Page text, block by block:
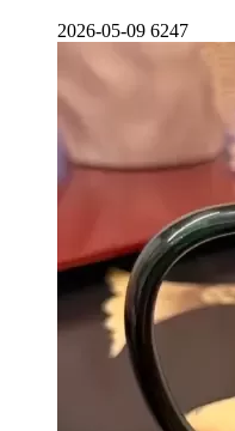
2026-05-09 6247